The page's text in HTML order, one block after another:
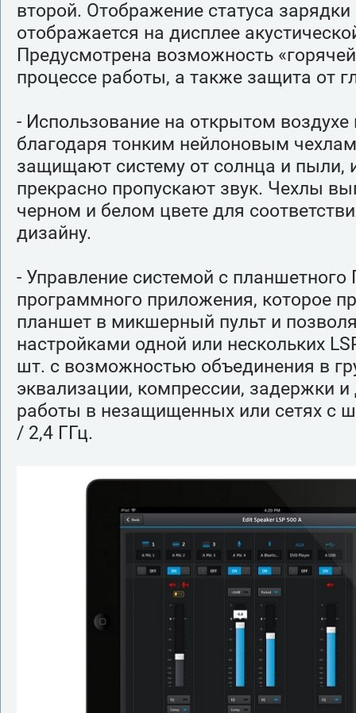
второй. Отображение статуса
отображается на дисплее
Предусмотрена возможность
процессе работы, а также защита от
- Использование на открытом
благодаря тонким нейлоновым
защищают систему от солнца и пыли,
прекрасно пропускают звук. Чехлы
черном и белом цвете для
дизайну.
- Управление системой с
программного приложения, которое
планшет в микшерный пульт и
настройками одной или нескольких
шт. с возможностью объединения в
эквализации, компрессии, задержки
работы в незащищенных или сетях с
/ 2,4 ГГц.